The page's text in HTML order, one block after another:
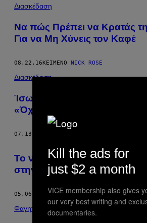
POSTS
BY
THIS
AUTHOR
Διασκέδαση
Να πώς Πρέπει να Κρατάς
Για να Μη Χύνεις τον Καφέ
08.22.16ΚΕΊΜΕΝΟ NICK ROSE
Διασκέδαση
Ίσως να Είσαι Πλέον σε
«Όχι» στο «Ένα Ποτάκι
07.13.16
Το να Κλέβεις Φαγητό για να
στην Ιταλία δεν Αποτελεί
05.06.16 ΚΕΊΜΕΝΟNICK ROSE
Φαγητό
Kill the ads for
just $2 a month
VICE membership also gives
our very best writing and
documentaries.